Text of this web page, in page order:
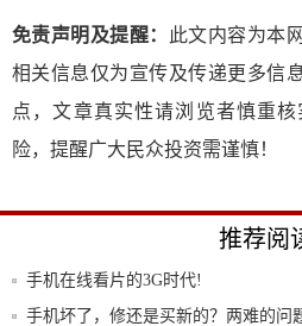
免责声明及提醒：
此文内容为本
相关信息仅为宣传及传递更多信
点，文章真实性请浏览者慎重
险，提醒广大民众投资需谨慎！
推荐阅
手机在线看片的3G时代!
手机坏了，修还是买新的？两难的问